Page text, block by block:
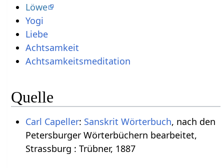
Löwe
Yogi
Liebe
Achtsamkeit
Achtsamkeitsmeditation
Quelle
Carl Capeller: Sanskrit Wörterbuch, nach den
Petersburger Wörterbüchern bearbeitet,
Strassburg : Trübner, 1887